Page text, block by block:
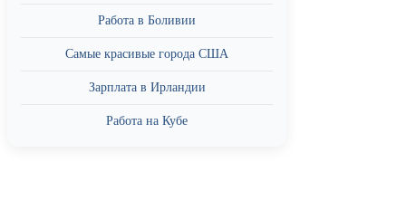
Работа в Боливии
Самые красивые города США
Зарплата в Ирландии
Работа на Кубе